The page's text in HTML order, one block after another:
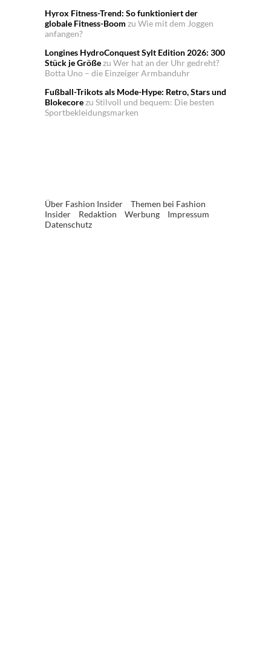
Hyrox Fitness-Trend: So funktioniert der
globale Fitness-Boom zu Wie mit dem Joggen
anfangen?
Longines HydroConquest Sylt Edition 2026: 300
Stück je Größezu Wer hat an der Uhr gedreht?
Botta Uno – die Einzeiger Armbanduhr
Fußball-Trikots als Mode-Hype: Retro, Stars und
Blokecorezu Stilvoll und bequem: Die besten
Sportbekleidungsmarken
Über Fashion Insider
Themen bei Fashion
Insider
Redaktion Werbung
Impressum
Datenschutz